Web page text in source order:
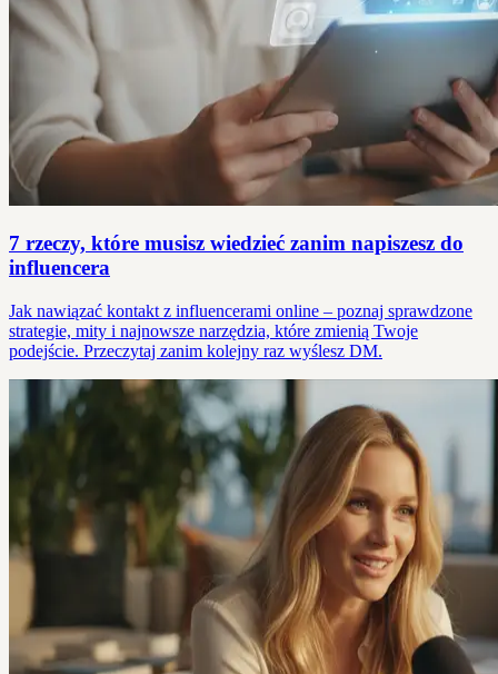
7 rzeczy, które musisz wiedzieć zanim napiszesz do
influencera
Jak nawiązać kontakt z influencerami online – poznaj sprawdzone
strategie, mity i najnowsze narzędzia, które zmienią Twoje
podejście. Przeczytaj zanim kolejny raz wyślesz DM.